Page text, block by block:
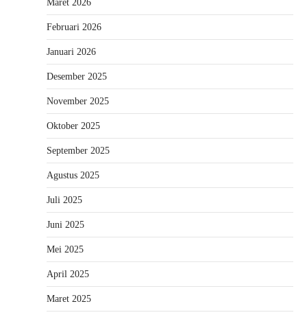
Maret 2026
Februari 2026
Januari 2026
Desember 2025
November 2025
Oktober 2025
September 2025
Agustus 2025
Juli 2025
Juni 2025
Mei 2025
April 2025
Maret 2025